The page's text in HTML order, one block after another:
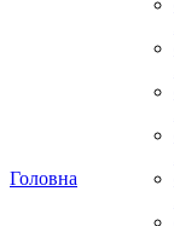
Головна